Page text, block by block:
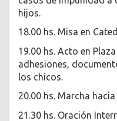
hijos.
18.00 hs. Misa en
19.00 hs. Acto en
adhesiones,
los chicos.
20.00 hs. Marcha hacia
21.30 hs. Oración